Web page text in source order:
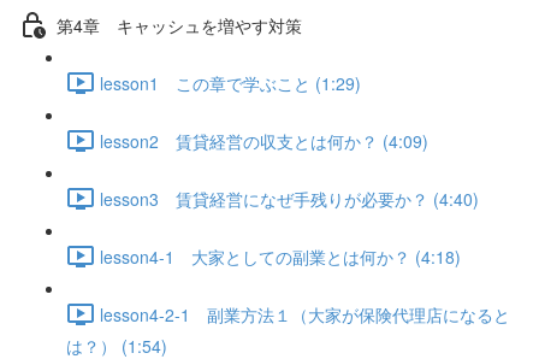
第4章 キャッシュを増やす対策
lesson1 この章で学ぶこと (1:29)
lesson2 賃貸経営の収支とは何か？ (4:09)
lesson3 賃貸経営になぜ手残りが必要か？ (4:40)
lesson4-1 大家としての副業とは何か？ (4:18)
lesson4-2-1 副業方法１（大家が保険代理店になると
は？） (1:54)